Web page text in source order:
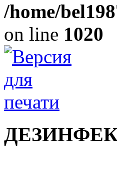
/home/
on line 1020